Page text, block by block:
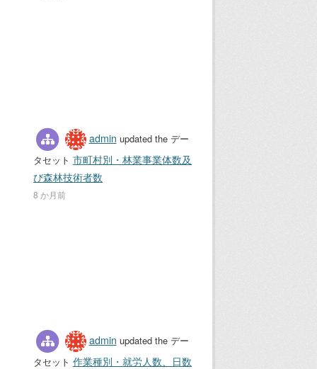
admin updated the デー
タセット市町村別・林業事業体数及
び森林技術者数
8 か月前
admin updated the デー
タセット作業種別・就労人数、日数